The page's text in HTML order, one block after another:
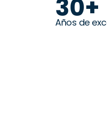
30+
Años de